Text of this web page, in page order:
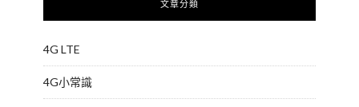
文章分類
4G LTE
4G小常識